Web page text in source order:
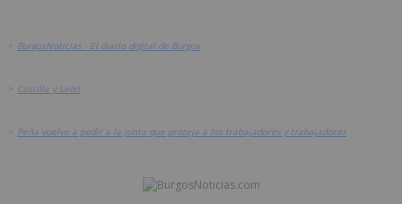
> BurgosNoticias - El diario digital de Burgos
> Castilla y León
> Peña vuelve a pedir a la Junta que proteja a los trabajadores y trabajadoras